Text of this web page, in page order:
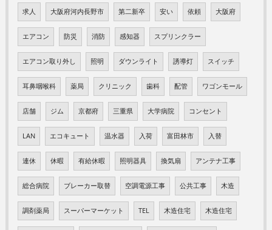
求人 大阪府河内長野市 第二新卒 安い 依頼 大阪府
エアコン 防災 消防 感知器 スプリンクラー
エアコン取り外し 照明 ダウンライト 誘導灯 スイッチ
耳鼻咽喉科 薬局 クリニック 歯科 配管 ワゴンモール
店舗 ジム 京都府 三重県 大学病院 コンセント
LAN エコキュート 温水器 入荷 富田林市 入替
連休 休暇 有給休暇 照明器具 換気扇 アンテナ工事
総合病院 ブレーカー取替 空調電源工事 公共工事 木造
調剤薬局 スーパーマーケット TEL 木造住宅 木造住宅